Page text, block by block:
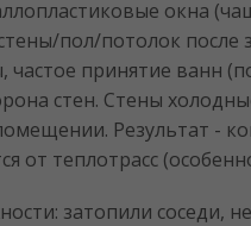
окна
пол/потолок после
принятие ванн
стен. Стены
Результат -
от теплотрасс
затопили соседи,